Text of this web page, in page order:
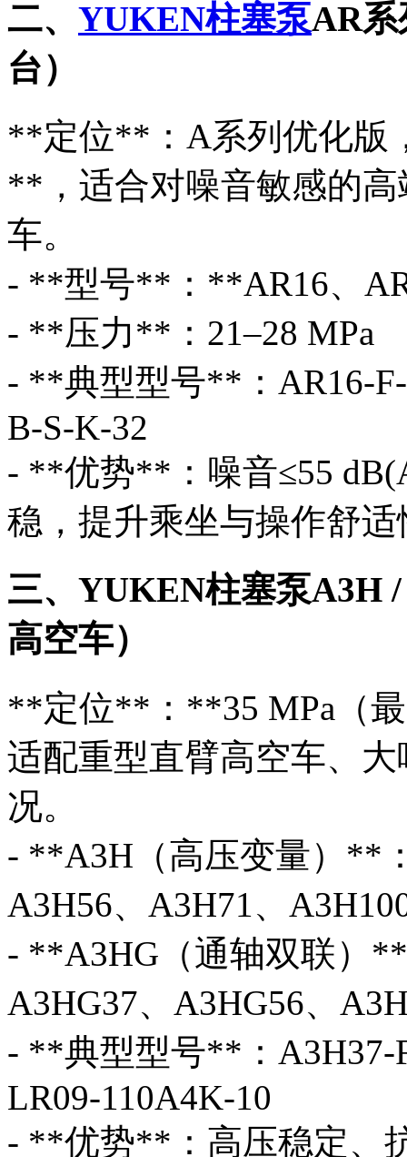
二、 YUKEN柱塞泵AR系
台）
**定位**：A系列优化版
**，适合对噪音敏感的
车。
- **型号**：**AR16、
- **压力**：21–28 MPa
- **典型型号**：AR16-
B-S-K-32
- **优势**：噪音≤55
稳，提升乘坐与操作舒适
三、YUKEN柱塞泵A3H
高空车）
**定位**：**35 MPa（
适配重型直臂高空车、
况。
- **A3H（高压变量）**
A3H56、A3H71、
- **A3HG（通轴双联）
A3HG37、A3HG56、
- **典型型号**：A3H37-
LR09-110A4K-10
- **优势**：高压稳定、